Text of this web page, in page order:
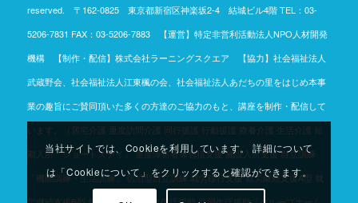
reserved. 〒162-0825 東京都新宿区神楽坂2-4 結城ビル4階TEL：03-
5206-7831 FAX：03-5206-7883 【運営】特定非営利活動法人NPO人材開発
機構 【制作・配信】株式会社ラーニングスクエア 【協力】社会福祉法人
武蔵野会、社会福祉法人江東楓の会、社会福祉法人あだちの里をはじめ本事
業の趣旨にご賛同頂いた多くの方達のご協力のもと、講座を制作・配信して
います。（居宅介護 重度訪問介護 同行援護 行動援護 療養介護 生活介護 短
期入所「ショートステイ」 重度障害者等包括支援 施設入所支援 自立訓練
「機能訓練・生活訓練」 宿泊型自立訓練 就労移行支援 就労継続支援A型 就
当社サイトでは、Cookieを利用しています。 詳細について
は「Cookieについて」をクリックすると確認ができます。